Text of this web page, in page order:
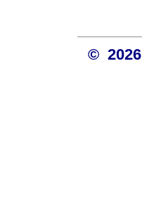
© 2026